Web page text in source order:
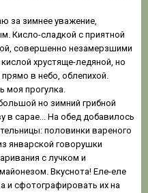
за зимнее уважение,
Кисло-сладкой с приятной
совершенно незамерзшими
хрустяще-ледяной, но
в небо, облепихой.
моя прогулка.
но зимний грибной
в сарае... На обед добавилось
половинки вареного
январской говорушки
с лучком и
Вкуснота! Еле-еле
и сфотографировать их на